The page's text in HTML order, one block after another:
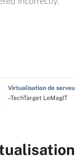
Virtualisation de
–TechTarget LeMagIT